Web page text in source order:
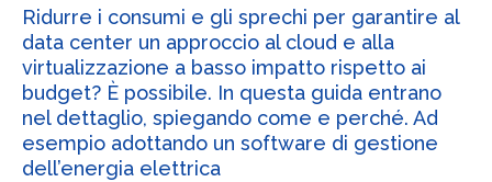
Ridurre i consumi e gli sprechi per garantire al
data center un approccio al cloud e alla
virtualizzazione a basso impatto rispetto ai
budget? È possibile. In questa guida entrano
nel dettaglio, spiegando come e perché. Ad
esempio adottando un software di gestione
dell’energia elettrica